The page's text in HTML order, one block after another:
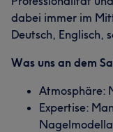
dabei immer im
Deutsch, Englisch,
Was uns an dem
Atmosphäre:
Expertise: